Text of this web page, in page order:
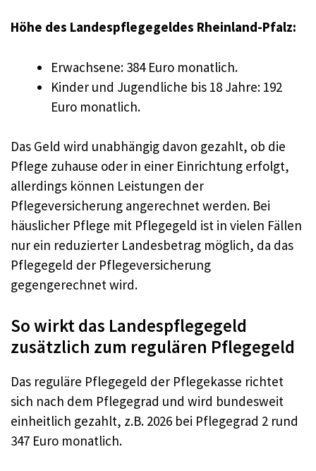
Höhe des Landespflegegeldes Rheinland-Pfalz:
Erwachsene: 384 Euro monatlich.
Kinder und Jugendliche bis 18 Jahre: 192
Euro monatlich.
Das Geld wird unabhängig davon gezahlt, ob die
Pflege zuhause oder in einer Einrichtung erfolgt,
allerdings können Leistungen der
Pflegeversicherung angerechnet werden. Bei
häuslicher Pflege mit Pflegegeld ist in vielen Fällen
nur ein reduzierter Landesbetrag möglich, da das
Pflegegeld der Pflegeversicherung
gegengerechnet wird.
So wirkt das Landespflegegeld
zusätzlich zum regulären Pflegegeld
Das reguläre Pflegegeld der Pflegekasse richtet
sich nach dem Pflegegrad und wird bundesweit
einheitlich gezahlt, z.B. 2026 bei Pflegegrad 2 rund
347 Euro monatlich.